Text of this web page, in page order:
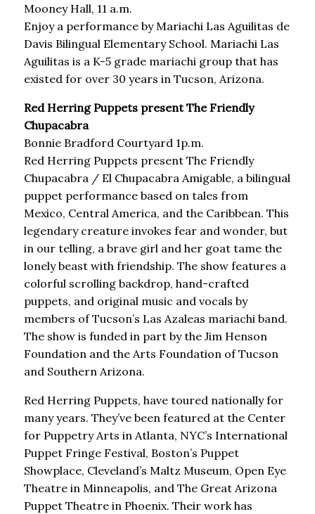
Mooney Hall, 11 a.m.
Enjoy a performance by Mariachi Las Aguilitas de
Davis Bilingual Elementary School. Mariachi Las
Aguilitas is a K-5 grade mariachi group that has
existed for over 30 years in Tucson, Arizona.
Red Herring Puppets present The Friendly
Chupacabra
Bonnie Bradford Courtyard 1p.m.
Red Herring Puppets present The Friendly
Chupacabra / El Chupacabra Amigable, a bilingual
puppet performance based on tales from
Mexico, Central America, and the Caribbean. This
legendary creature invokes fear and wonder, but
in our telling, a brave girl and her goat tame the
lonely beast with friendship. The show features a
colorful scrolling backdrop, hand-crafted
puppets, and original music and vocals by
members of Tucson’s Las Azaleas mariachi band.
The show is funded in part by the Jim Henson
Foundation and the Arts Foundation of Tucson
and Southern Arizona.
Red Herring Puppets, have toured nationally for
many years. They’ve been featured at the Center
for Puppetry Arts in Atlanta, NYC’s International
Puppet Fringe Festival, Boston’s Puppet
Showplace, Cleveland’s Maltz Museum, Open Eye
Theatre in Minneapolis, and The Great Arizona
Puppet Theatre in Phoenix. Their work has